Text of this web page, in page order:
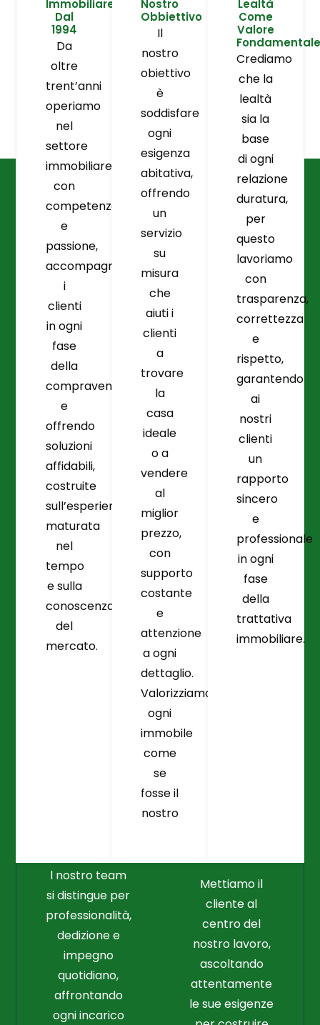
Immobiliare
Dal
1994
Da
oltre
trent’anni
operiamo
nel
settore
immobiliare
con
competenza
e
passione,
accompagnando
i
clienti
in ogni
fase
della
compravendita
e
offrendo
soluzioni
affidabili,
costruite
sull’esperienza
maturata
nel
tempo
e sulla
conoscenza
del
mercato.
Nostro
Obbiettivo
Il
nostro
obiettivo
è
soddisfare
ogni
esigenza
abitativa,
offrendo
un
servizio
su
misura
che
aiuti i
clienti
a
trovare
la
casa
ideale
o a
vendere
al
miglior
prezzo,
con
supporto
costante
e
attenzione
a ogni
dettaglio.
Valorizziamo
ogni
immobile
come
se
fosse il
nostro
Lealtà
Come
Valore
Fondamentale
Crediamo
che la
lealtà
sia la
base
di ogni
relazione
duratura,
per
questo
lavoriamo
con
trasparenza,
correttezza
e
rispetto,
garantendo
ai
nostri
clienti
un
rapporto
sincero
e
professionale
in ogni
fase
della
trattativa
immobiliare.
l nostro team
si distingue per
professionalità,
dedizione e
impegno
quotidiano,
affrontando
ogni incarico
Mettiamo il
cliente al
centro del
nostro lavoro,
ascoltando
attentamente
le sue esigenze